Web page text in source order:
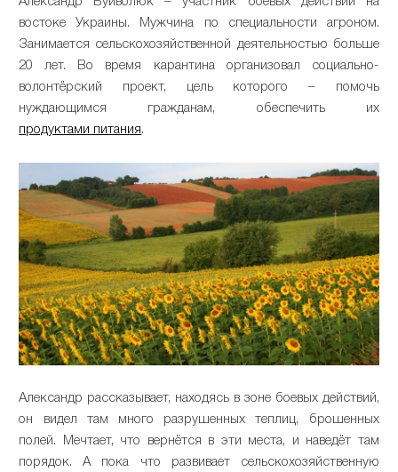
востоке Украины. Мужчина по специальности агроном.
Занимается сельскохозяйственной деятельностью больше
20 лет. Во время карантина организовал социально-
волонтёрский проект, цель которого – помочь
нуждающимся гражданам, обеспечить их
продуктами питания.
Александр рассказывает, находясь в зоне боевых действий,
он видел там много разрушенных теплиц, брошенных
полей. Мечтает, что вернётся в эти места, и наведёт там
порядок. А пока что развивает сельскохозяйственную